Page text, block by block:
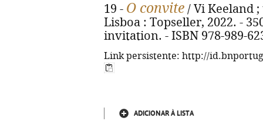
19 - O convite / Vi Keeland
Lisboa : Topseller, 2022. -
invitation. - ISBN 978-989-
Link persistente: http://
ADICIONAR À LISTA